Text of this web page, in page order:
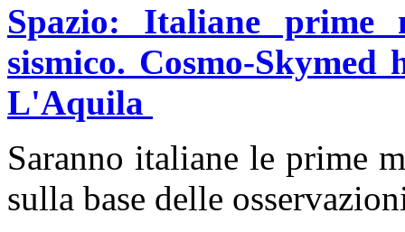
Spazio: Italiane prime
sismico. Cosmo-
L'Aquila
Saranno italiane le prime
sulla base delle